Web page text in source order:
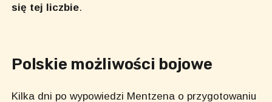
się tej liczbie.
Polskie możliwości bojowe
Kilka dni po wypowiedzi Mentzena o przygotowaniu